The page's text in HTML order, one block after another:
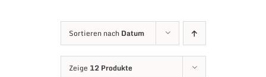
Sortieren nach Datum
Zeige 12 Produkte